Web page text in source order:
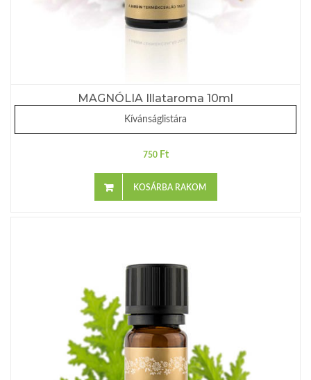
MAGNÓLIA Illataroma 10ml
Kívánságlistára
750 Ft
KOSÁRBA RAKOM